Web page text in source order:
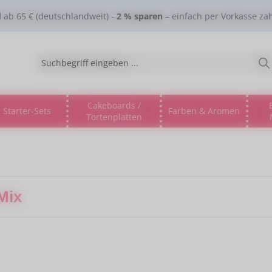
ab 65 € (deutschlandweit) - 2 % sparen – einfach per Vorkasse
% Sale %
Dropdown der Kategorie Lebensmitteltinte
oder Schließe das Dropdown der Kategorie Esspapier
Starter-Sets
Cakeboards /
Tortenplatten
Farben & Aromen